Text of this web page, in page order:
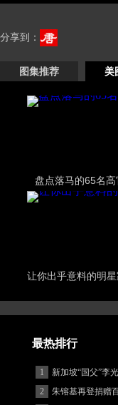
分享到：
图集推荐 美
盘点落马的65名高
让你出乎意料的明星
最热排行
1
新加坡“国父”李
2
朱镕基再登捐赠